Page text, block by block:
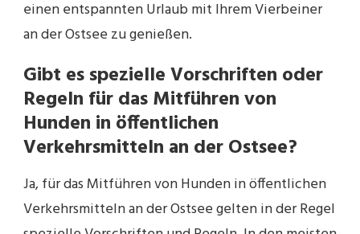
einen entspannten Urlaub mit Ihrem Vierbeiner
an der Ostsee zu genießen.
Gibt es spezielle Vorschriften oder
Regeln für das Mitführen von
Hunden in öffentlichen
Verkehrsmitteln an der Ostsee?
Ja, für das Mitführen von Hunden in öffentlichen
Verkehrsmitteln an der Ostsee gelten in der Regel